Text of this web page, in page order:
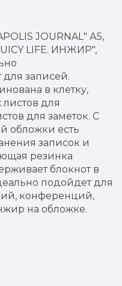
JOURNAL" А5,
LIFE. ИНЖИР",
записей.
в клетку,
листов для
для заметок. С
обложки есть
записок и
резинка
блокнот в
подойдет для
конференций,
на обложке.